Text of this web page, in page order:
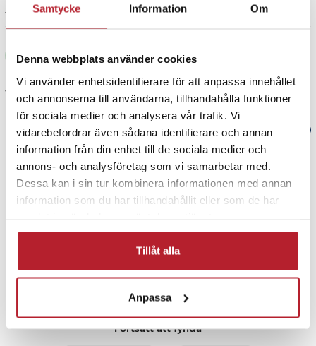
Samtycke Information Om
Denna webbplats använder cookies
Vi använder enhetsidentifierare för att anpassa innehållet
och annonserna till användarna, tillhandahålla funktioner
för sociala medier och analysera vår trafik. Vi
vidarebefordrar även sådana identifierare och annan
information från din enhet till de sociala medier och
annons- och analysföretag som vi samarbetar med.
Dessa kan i sin tur kombinera informationen med annan
information som du har tillhandahållit eller som de har
Tillåt alla
Anpassa
1 år sedan
JL
1 år sedan
Verified by Trustvoice
PRISGARANTI
Fortsätt att fynda